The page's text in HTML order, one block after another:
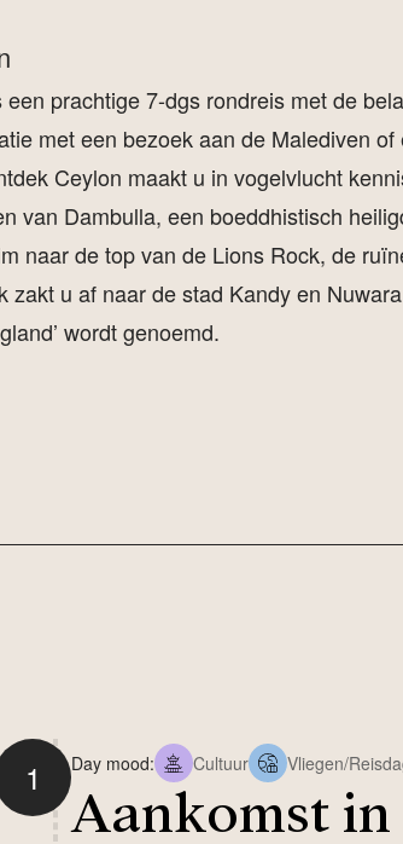
prachtige 7-dgs rondreis met de
met een bezoek aan de Malediven
Ceylon maakt u in vogelvlucht
van Dambulla, een boeddhistisch
naar de top van de Lions Rock, de
zakt u af naar de stad Kandy en
wordt genoemd.
1 Day mood: Cultuur Vliegen/
Aankomst in